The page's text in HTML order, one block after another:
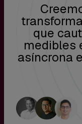
que
medibles
asíncrona